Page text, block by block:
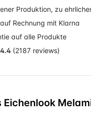
Produktion, zu
Rechnung mit Klarna
auf alle Produkte
4.4 (2187 reviews)
Eichenlook